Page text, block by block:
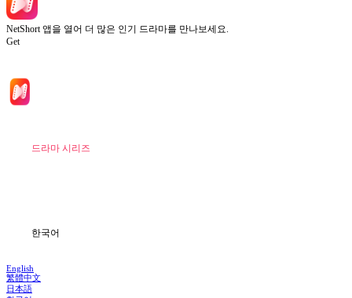
NetShort 앱을 열어 더 많은 인기 드라마를 만나보세요.
Get
드라마 시리즈
한국어
English
繁體中文
日本語